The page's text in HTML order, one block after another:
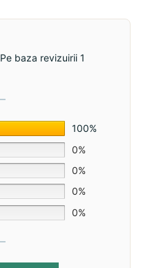
Pe baza revizuirii 1
100%
0%
0%
0%
0%